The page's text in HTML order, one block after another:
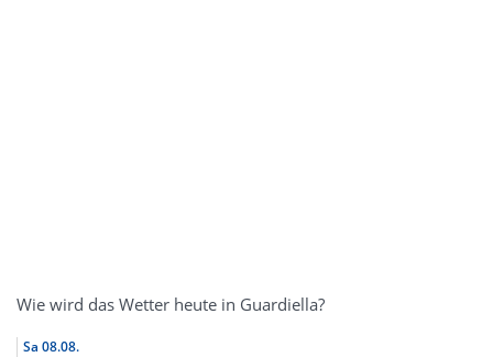
Wie wird das Wetter heute in Guardiella?
Sa 08.08.